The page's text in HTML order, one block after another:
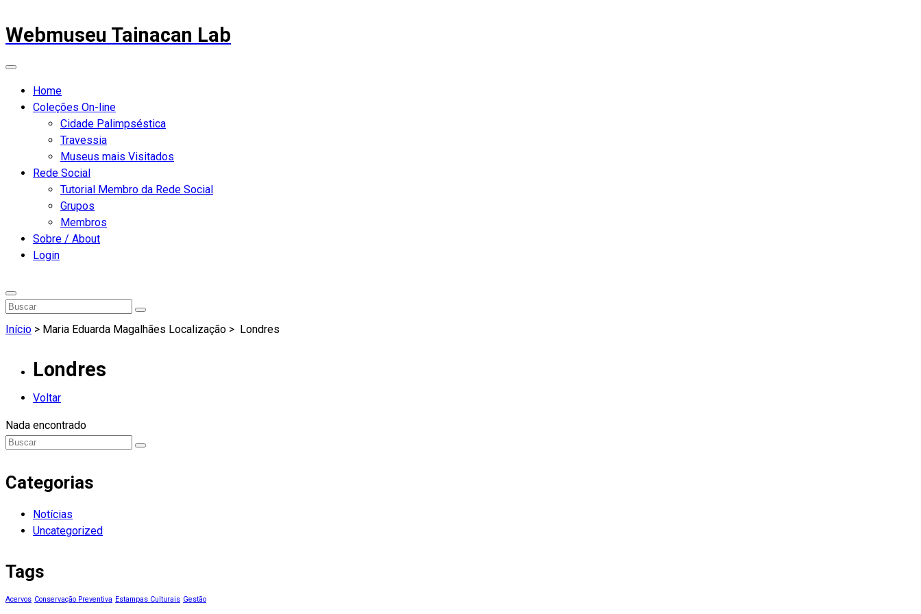
Webmuseu Tainacan Lab
Home
Coleções On-line
Cidade Palimpséstica
Travessia
Museus mais Visitados
Rede Social
Tutorial Membro da Rede Social
Grupos
Membros
Sobre / About
Login
Início > Maria Eduarda Magalhães Localização > Londres
Londres
Voltar
Nada encontrado
Categorias
Notícias
Uncategorized
Tags
Acervos Conservação Preventiva Estampas Culturais Gestão